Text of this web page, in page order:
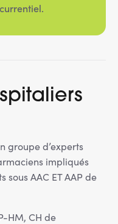
groupe d’experts
impliqués
AAC ET AAP de
HM, CH de